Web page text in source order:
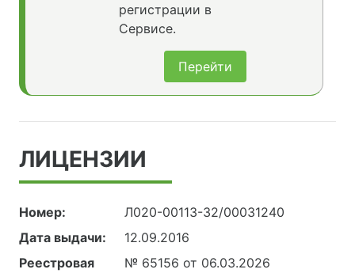
регистрации в
Сервисе.
Перейти
ЛИЦЕНЗИИ
Номер:
Л020-00113-32/00031240
Дата выдачи:
12.09.2016
Реестровая
№ 65156 от 06.03.2026